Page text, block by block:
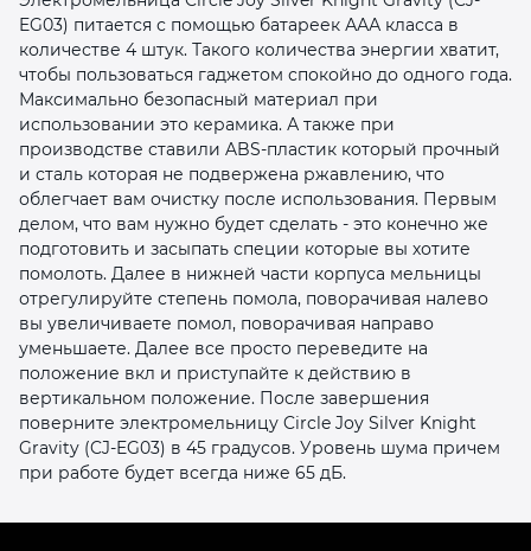
EG03) питается с помощью батареек ААА класса в
количестве 4 штук. Такого количества энергии хватит,
чтобы пользоваться гаджетом спокойно до одного года.
Максимально безопасный материал при
использовании это керамика. А также при
производстве ставили ABS-пластик который прочный
и сталь которая не подвержена ржавлению, что
облегчает вам очистку после использования. Первым
делом, что вам нужно будет сделать - это конечно же
подготовить и засыпать специи которые вы хотите
помолоть. Далее в нижней части корпуса мельницы
отрегулируйте степень помола, поворачивая налево
вы увеличиваете помол, поворачивая направо
уменьшаете. Далее все просто переведите на
положение вкл и приступайте к действию в
вертикальном положение. После завершения
поверните электромельницу Circle Joy Silver Knight
Gravity (CJ-EG03) в 45 градусов. Уровень шума причем
при работе будет всегда ниже 65 дБ.
раз в 2 недели